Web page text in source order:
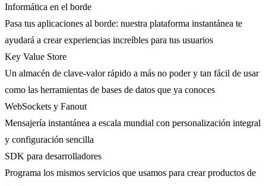
Informática en el borde
Pasa tus aplicaciones al borde: nuestra plataforma instantánea te
ayudará a crear experiencias increíbles para tus usuarios
Key Value Store
Un almacén de clave-valor rápido a más no poder y tan fácil de usar
como las herramientas de bases de datos que ya conoces
WebSockets y Fanout
Mensajería instantánea a escala mundial con personalización integral
y configuración sencilla
SDK para desarrolladores
Programa los mismos servicios que usamos para crear productos de